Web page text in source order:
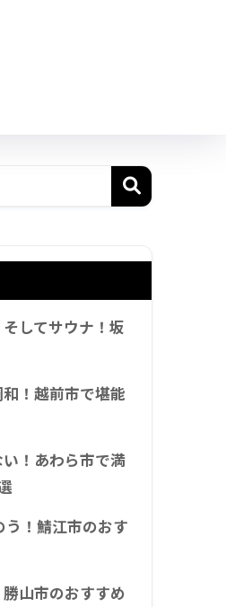
してサウナ！坂
！越前市で堪能
！あわら市で満
！鯖江市のおす
山市のおすすめ